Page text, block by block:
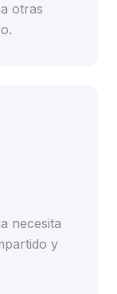
otras
necesita
y